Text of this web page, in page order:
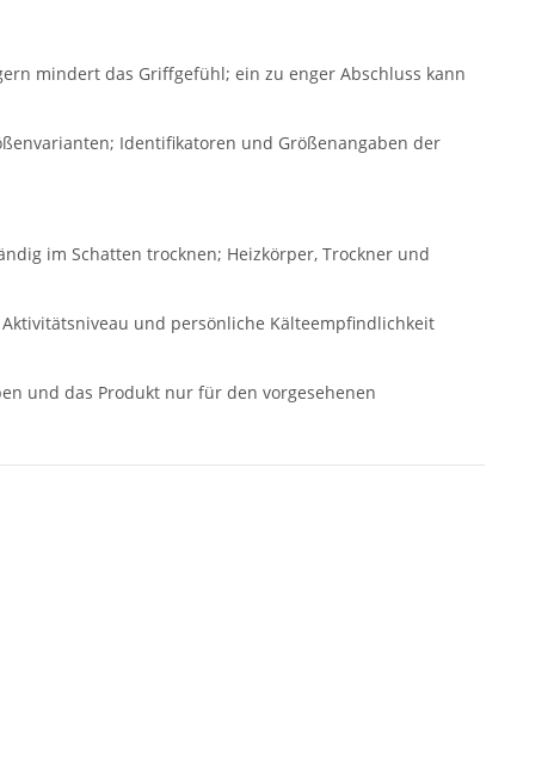
mindert das Griffgefühl; ein zu enger Abschluss kann
Identifikatoren und Größenangaben der
im Schatten trocknen; Heizkörper, Trockner und
und persönliche Kälteempfindlichkeit
und das Produkt nur für den vorgesehenen